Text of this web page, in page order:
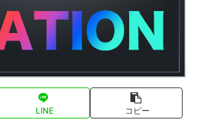
LINE コピー